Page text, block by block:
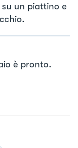
un piattino e
è pronto.